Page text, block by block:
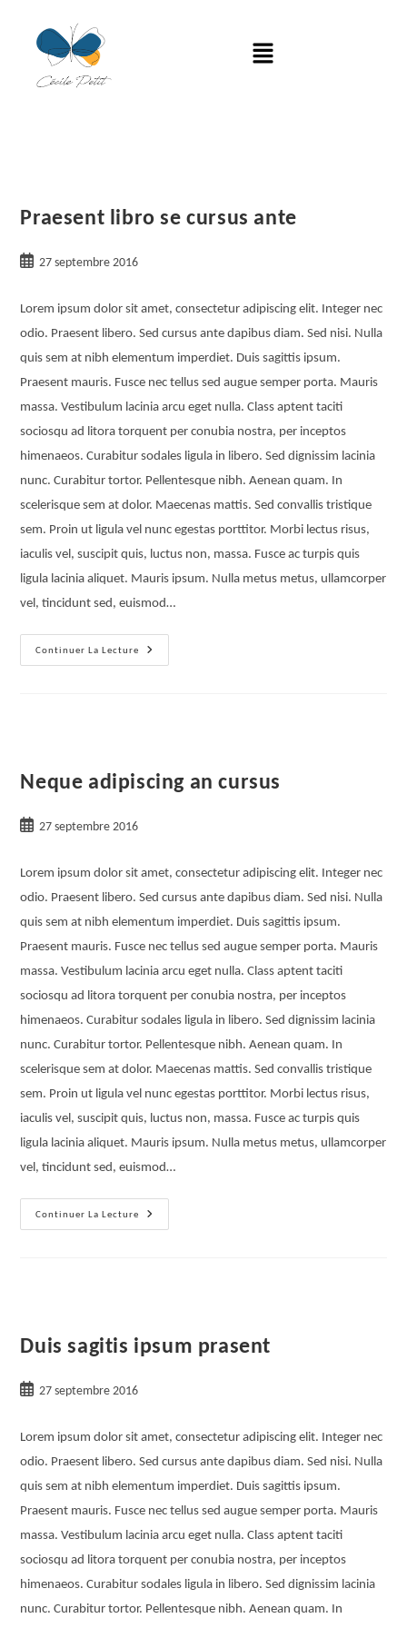
Praesent libro se cursus ante
27 septembre 2016
Lorem ipsum dolor sit amet, consectetur adipiscing elit. Integer nec
odio. Praesent libero. Sed cursus ante dapibus diam. Sed nisi. Nulla
quis sem at nibh elementum imperdiet. Duis sagittis ipsum.
Praesent mauris. Fusce nec tellus sed augue semper porta. Mauris
massa. Vestibulum lacinia arcu eget nulla. Class aptent taciti
sociosqu ad litora torquent per conubia nostra, per inceptos
himenaeos. Curabitur sodales ligula in libero. Sed dignissim lacinia
nunc. Curabitur tortor. Pellentesque nibh. Aenean quam. In
scelerisque sem at dolor. Maecenas mattis. Sed convallis tristique
sem. Proin ut ligula vel nunc egestas porttitor. Morbi lectus risus,
iaculis vel, suscipit quis, luctus non, massa. Fusce ac turpis quis
ligula lacinia aliquet. Mauris ipsum. Nulla metus metus, ullamcorper
vel, tincidunt sed, euismod…
Continuer La Lecture
Neque adipiscing an cursus
27 septembre 2016
Lorem ipsum dolor sit amet, consectetur adipiscing elit. Integer nec
odio. Praesent libero. Sed cursus ante dapibus diam. Sed nisi. Nulla
quis sem at nibh elementum imperdiet. Duis sagittis ipsum.
Praesent mauris. Fusce nec tellus sed augue semper porta. Mauris
massa. Vestibulum lacinia arcu eget nulla. Class aptent taciti
sociosqu ad litora torquent per conubia nostra, per inceptos
himenaeos. Curabitur sodales ligula in libero. Sed dignissim lacinia
nunc. Curabitur tortor. Pellentesque nibh. Aenean quam. In
scelerisque sem at dolor. Maecenas mattis. Sed convallis tristique
sem. Proin ut ligula vel nunc egestas porttitor. Morbi lectus risus,
iaculis vel, suscipit quis, luctus non, massa. Fusce ac turpis quis
ligula lacinia aliquet. Mauris ipsum. Nulla metus metus, ullamcorper
vel, tincidunt sed, euismod…
Continuer La Lecture
Duis sagitis ipsum prasent
27 septembre 2016
Lorem ipsum dolor sit amet, consectetur adipiscing elit. Integer nec
odio. Praesent libero. Sed cursus ante dapibus diam. Sed nisi. Nulla
quis sem at nibh elementum imperdiet. Duis sagittis ipsum.
Praesent mauris. Fusce nec tellus sed augue semper porta. Mauris
massa. Vestibulum lacinia arcu eget nulla. Class aptent taciti
sociosqu ad litora torquent per conubia nostra, per inceptos
himenaeos. Curabitur sodales ligula in libero. Sed dignissim lacinia
nunc. Curabitur tortor. Pellentesque nibh. Aenean quam. In